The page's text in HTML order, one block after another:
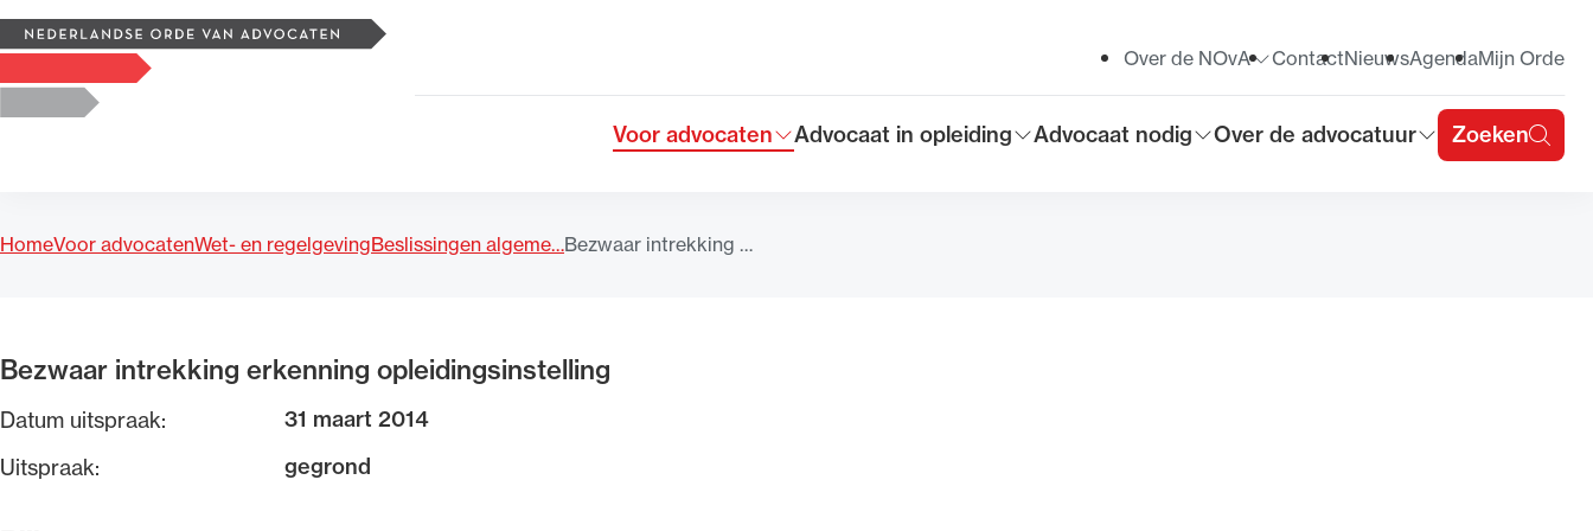
Logo, to the homepage
Toon submenu voor
Voor advocaten
Toon submenu voor
Advocaat in opleiding
Toon submenu voor
Advocaat nodig
Toon submenu voor
Over de advocatuur Zoeken
Toon submenu voor
Over de NOvA ContactNieuwsAgendaMijn Orde
HomeVoor advocatenWet- en regelgevingBeslissingen algeme…Bezwaar intrekking …
Bezwaar intrekking erkenning opleidingsinstelling
Datum uitspraak: 31 maart 2014
Uitspraak: gegrond
Zoeken
Uitgelicht